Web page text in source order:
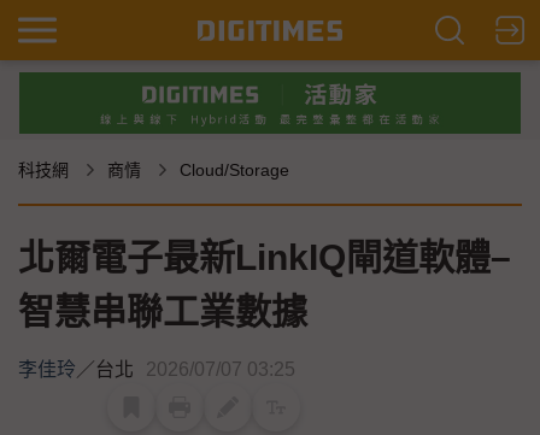
科技網 商情 Cloud/Storage
北爾電子最新LinkIQ閘道軟體–
智慧串聯工業數據
李佳玲／台北 2026/07/07 03:25